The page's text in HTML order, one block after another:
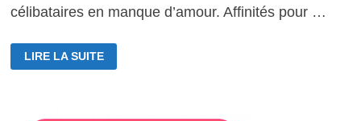
célibataires en manque d’amour. Affinités pour …
CLUB
DE
RENCONTRES
LIRE LA SUITE